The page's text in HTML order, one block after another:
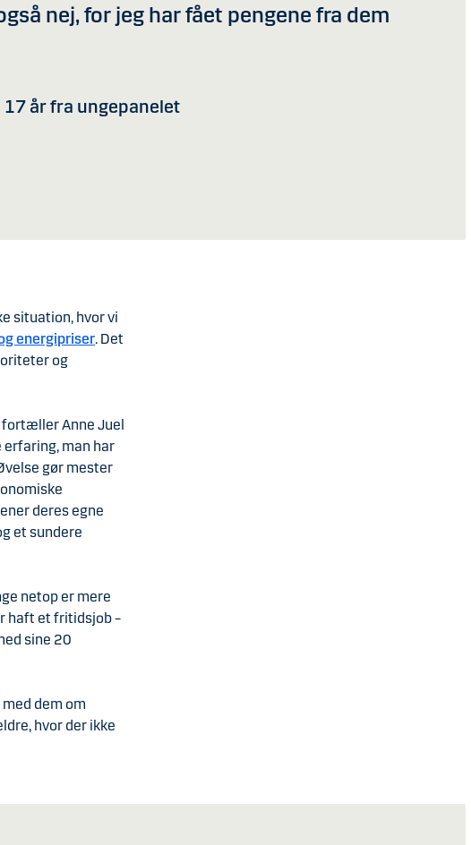
nej, for jeg har fået pengene fra dem
17 år fra ungepanelet
situation, hvor vi
energipriser. Det
og
fortæller Anne Juel
erfaring, man har
gør mester
deres egne
et sundere
netop er mere
haft et fritidsjob –
sine 20
dem om
hvor der ikke